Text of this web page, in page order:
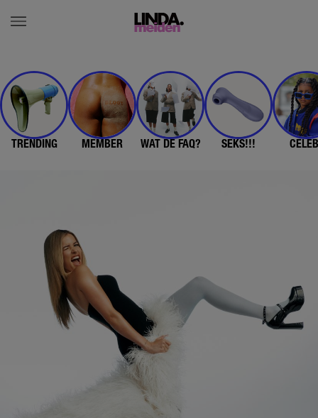
TRENDING MEMBER WAT DE FAQ? SEKS!!!